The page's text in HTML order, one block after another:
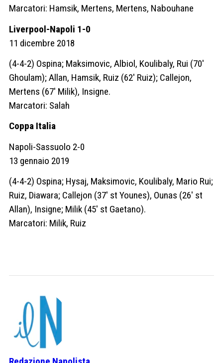
Marcatori: Hamsik, Mertens, Mertens, Nabouhane
Liverpool-Napoli 1-0
11 dicembre 2018
(4-4-2) Ospina; Maksimovic, Albiol, Koulibaly, Rui (70′
Ghoulam); Allan, Hamsik, Ruiz (62′ Ruiz); Callejon,
Mertens (67′ Milik), Insigne.
Marcatori: Salah
Coppa Italia
Napoli-Sassuolo 2-0
13 gennaio 2019
(4-4-2) Ospina; Hysaj, Maksimovic, Koulibaly, Mario Rui;
Ruiz, Diawara; Callejon (37′ st Younes), Ounas (26′ st
Allan), Insigne; Milik (45′ st Gaetano).
Marcatori: Milik, Ruiz